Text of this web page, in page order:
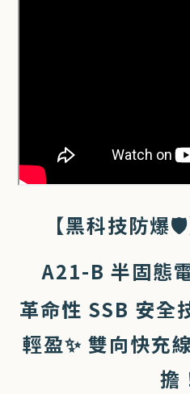
【黑科技防
A21-B 半固態
革命性 SSB 安全
輕盈✨ 雙向快充
擔